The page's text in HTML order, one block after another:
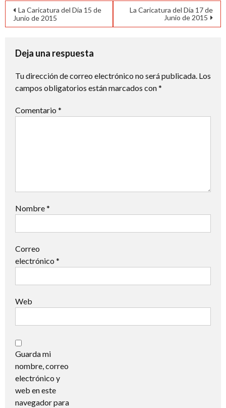
Navegación
de
entradas
La Caricatura del Día 15 de
Junio de 2015
La Caricatura del Día 17 de
Junio de 2015
Deja una respuesta
Tu dirección de correo electrónico no será publicada. Los
campos obligatorios están marcados con*
Comentario *
Nombre*
Correo
electrónico *
Web
Guarda mi
nombre, correo
electrónico y
web en este
navegador para